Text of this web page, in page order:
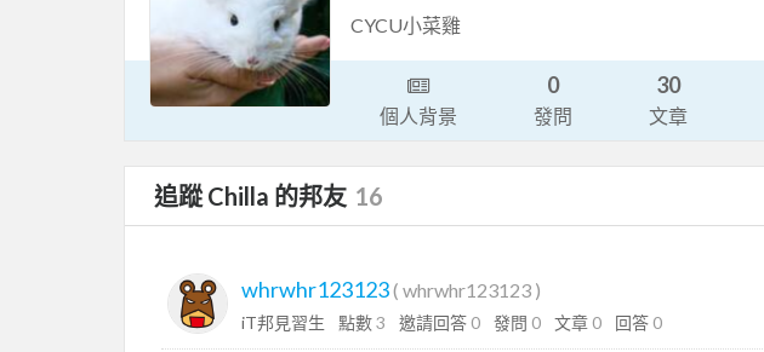
CYCU小菜雞
個人背景
0
發問
30
文章
追蹤 Chilla 的邦友 16
whrwhr123123( whrwhr123123 )
iT邦見習生 點數3 邀請回答 0 發問 0 文章 0 回答 0